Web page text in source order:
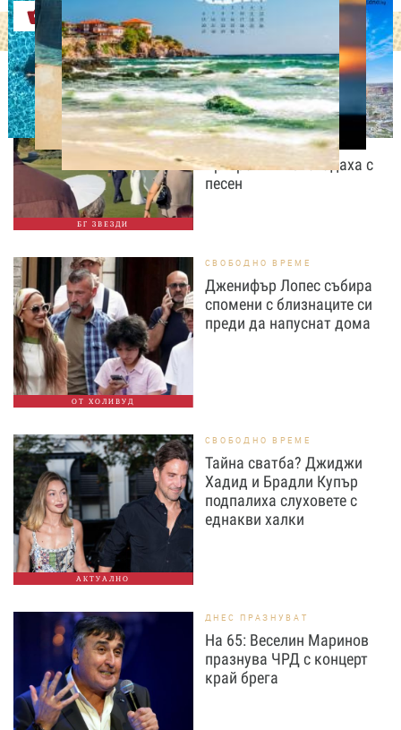
Оферти
БГ ЗВЕЗДИ
СВОБОДНО ВРЕМЕ
Дъщерята на Тодор
Батков вдигна сватба,
Стоичков и Братя
Аргирови я изненадаха с
песен
ОТ ХОЛИВУД
СВОБОДНО ВРЕМЕ
Дженифър Лопес събира
спомени с близнаците си
преди да напуснат дома
АКТУАЛНО
СВОБОДНО ВРЕМЕ
Тайна сватба? Джиджи
Хадид и Брадли Купър
подпалиха слуховете с
еднакви халки
ДНЕС ПРАЗНУВАТ
На 65: Веселин Маринов
празнува ЧРД с концерт
край брега